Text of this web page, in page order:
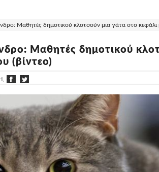
Μαθητές δημοτικού κλοτσούν μια γάτα στο κεφάλι
Μαθητές δημοτικού
(βίντεο)